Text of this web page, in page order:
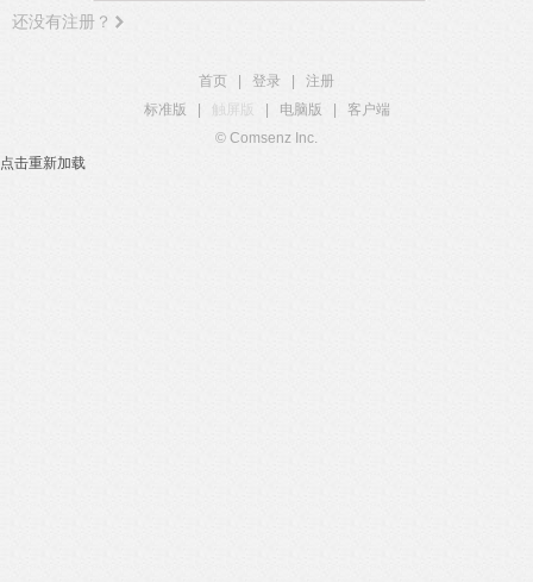
还没有注册？
首页 登录
注册
标准版
触屏版 电脑版
客户端
© Comsenz Inc.
点击重新加载